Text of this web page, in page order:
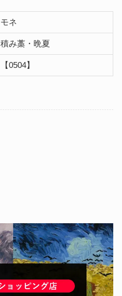
モネ
積み藁・晩夏
【0504】